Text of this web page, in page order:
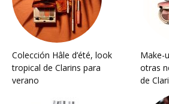
Colección Hâle d’été, look
tropical de Clarins para
verano
Make-
otras
de